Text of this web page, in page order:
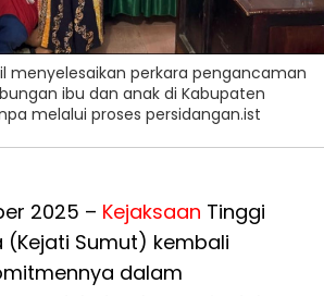
menyelesaikan perkara pengancaman
ibu dan anak di Kabupaten
melalui proses persidangan.ist
2025 – Kejaksaan Tinggi
Sumut) kembali
dalam